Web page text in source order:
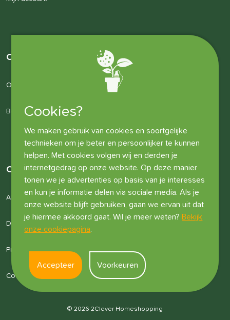
Cookies?
We maken gebruik van cookies en soortgelijke
technieken om je beter en persoonlijker te kunnen
helpen. Met cookies volgen wij en derden je
internetgedrag op onze website. Op deze manier
tonen we je advertenties op basis van je interesses
en kun je informatie delen via sociale media. Als je
onze website blijft gebruiken, gaan we ervan uit dat
je hiermee akkoord gaat. Wil je meer weten? Bekijk
onze cookiepagina.
Accepteer Voorkeuren
Over ons
Over ons
Bedrijfsgegevens
Overige informatie
Algemene voorwaarden
Disclaimer
Privacyverklaring
Cookies
© 2026 2Clever Homeshopping